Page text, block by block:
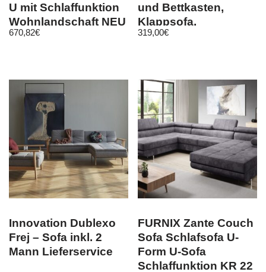
U mit Schlaffunktion
Wohnlandschaft NEU
670,82€
und Bettkasten,
Klappsofa,
Schlafcouch, Bett
319,00€
Innovation Dublexo
Frej – Sofa inkl. 2
Mann Lieferservice
FURNIX Zante Couch
Sofa Schlafsofa U-
Form U-Sofa
Schlaffunktion KR 22